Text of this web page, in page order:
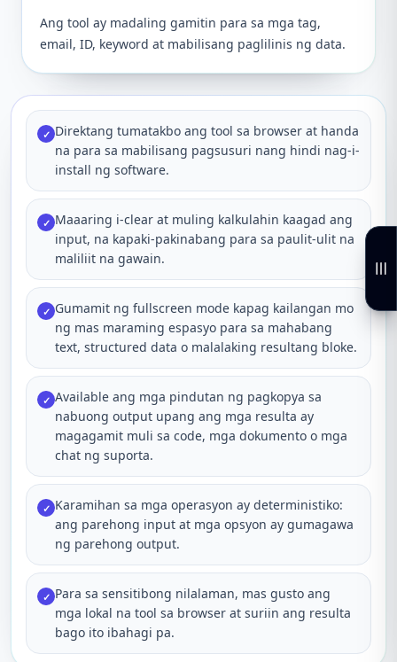
Ang tool ay madaling gamitin para sa mga tag,
email, ID, keyword at mabilisang paglilinis ng data.
✓ Direktang tumatakbo ang tool sa browser at handa
na para sa mabilisang pagsusuri nang hindi nag-i-
install ng software.
✓ Maaaring i-clear at muling kalkulahin kaagad ang
input, na kapaki-pakinabang para sa paulit-ulit na
maliliit na gawain.
✓ Gumamit ng fullscreen mode kapag kailangan mo
ng mas maraming espasyo para sa mahabang
text, structured data o malalaking resultang bloke.
✓ Available ang mga pindutan ng pagkopya sa
nabuong output upang ang mga resulta ay
magagamit muli sa code, mga dokumento o mga
chat ng suporta.
✓ Karamihan sa mga operasyon ay deterministiko:
ang parehong input at mga opsyon ay gumagawa
ng parehong output.
✓ Para sa sensitibong nilalaman, mas gusto ang
mga lokal na tool sa browser at suriin ang resulta
bago ito ibahagi pa.